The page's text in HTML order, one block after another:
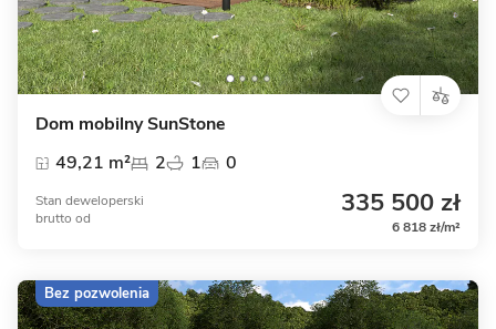
Dom mobilny SunStone
49,21 m²
2 1 0
Stan deweloperski
brutto od 335 500 zł
6 818 zł/m²
Bez pozwolenia